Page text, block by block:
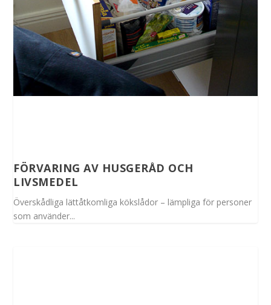
FÖRVARING AV HUSGERÅD OCH
LIVSMEDEL
Överskådliga lättåtkomliga kökslådor – lämpliga för personer
som använder...